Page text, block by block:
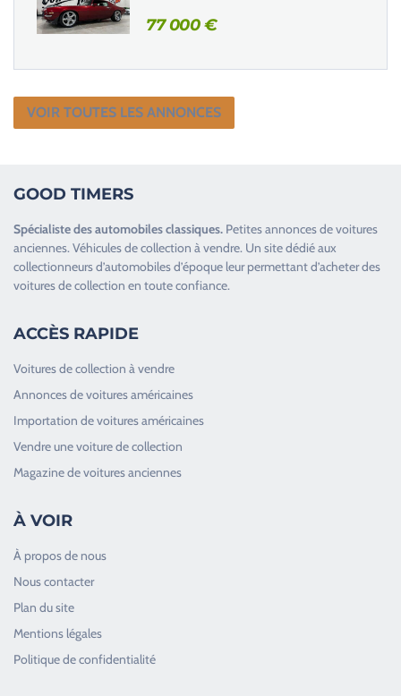
77 000€
VOIR TOUTES LES ANNONCES
GOOD TIMERS
Spécialiste desautomobiles classiques. Petites annonces devoitures
anciennes.Véhicules de collection à vendre. Un site dédié aux
collectionneurs d’automobiles d’époque leur permettant d’acheter des
voitures de collection en toute confiance.
ACCÈS RAPIDE
Voitures de collection à vendre
Annonces de voitures américaines
Importation de voitures américaines
Vendre une voiture de collection
Magazine de voitures anciennes
À VOIR
À propos de nous
Nous contacter
Plan du site
Mentions légales
Politique de confidentialité
Toujours heureux d'aider les passionnés